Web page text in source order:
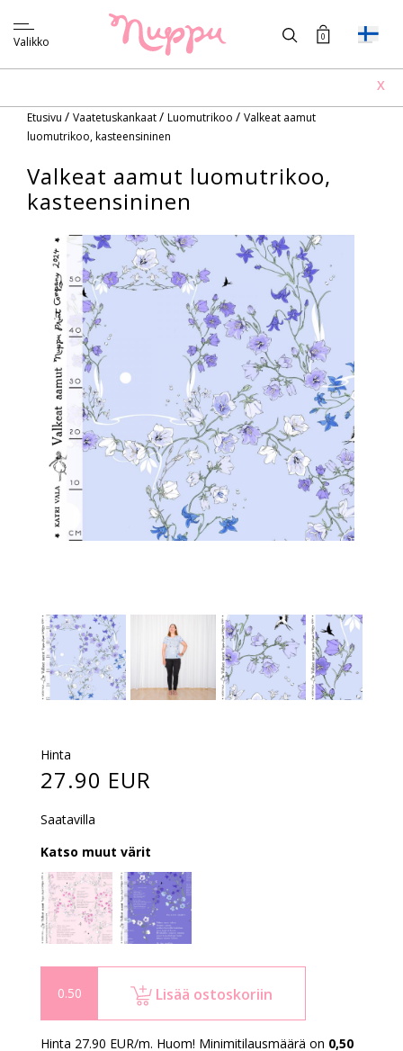
Valikko 0
X
Etusivu / Vaatetuskankaat/ Luomutrikoo / Valkeat aamut
luomutrikoo, kasteensininen
Valkeat aamut luomutrikoo,
kasteensininen
Hinta
27.90 EUR
Saatavilla
Katso muut värit
Lisää ostoskoriin
Hinta 27.90 EUR/m. Huom! Minimitilausmäärä on 0,50